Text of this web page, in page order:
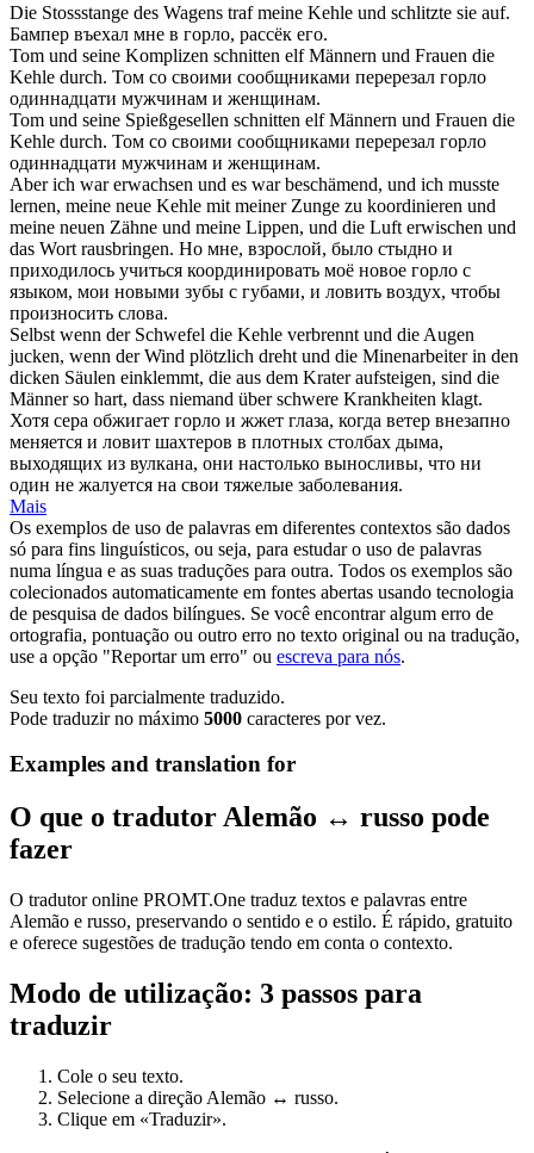
Die Stossstange des Wagens traf meine Kehle und schlitzte sie auf.
Бампер въехал мне в горло, рассёк его.
Tom und seine Komplizen schnitten elf Männern und Frauen die
Kehle durch. Том со своими сообщниками перерезал горло
одиннадцати мужчинам и женщинам.
Tom und seine Spießgesellen schnitten elf Männern und Frauen die
Kehle durch. Том со своими сообщниками перерезал горло
одиннадцати мужчинам и женщинам.
Aber ich war erwachsen und es war beschämend, und ich musste
lernen, meine neue Kehle mit meiner Zunge zu koordinieren und
meine neuen Zähne und meine Lippen, und die Luft erwischen und
das Wort rausbringen. Но мне, взрослой, было стыдно и
приходилось учиться координировать моё новое горло с
языком, мои новыми зубы с губами, и ловить воздух, чтобы
произносить слова.
Selbst wenn der Schwefel die Kehle verbrennt und die Augen
jucken, wenn der Wind plötzlich dreht und die Minenarbeiter in den
dicken Säulen einklemmt, die aus dem Krater aufsteigen, sind die
Männer so hart, dass niemand über schwere Krankheiten klagt.
Хотя сера обжигает горло и жжет глаза, когда ветер внезапно
меняется и ловит шахтеров в плотных столбах дыма,
выходящих из вулкана, они настолько выносливы, что ни
один не жалуется на свои тяжелые заболевания.
Mais
Os exemplos de uso de palavras em diferentes contextos são dados
só para fins linguísticos, ou seja, para estudar o uso de palavras
numa língua e as suas traduções para outra. Todos os exemplos são
colecionados automaticamente em fontes abertas usando tecnologia
de pesquisa de dados bilíngues. Se você encontrar algum erro de
ortografia, pontuação ou outro erro no texto original ou na tradução,
use a opção "Reportar um erro" ou escreva para nós.
Seu texto foi parcialmente traduzido.
Pode traduzir no máximo 5000 caracteres por vez.
Examples and translation for
O que o tradutor Alemão ↔ russo pode
fazer
O tradutor online PROMT.One traduz textos e palavras entre
Alemão e russo, preservando o sentido e o estilo. É rápido, gratuito
e oferece sugestões de tradução tendo em conta o contexto.
Modo de utilização: 3 passos para
traduzir
Cole o seu texto.
Selecione a direção Alemão ↔ russo.
Clique em «Traduzir».